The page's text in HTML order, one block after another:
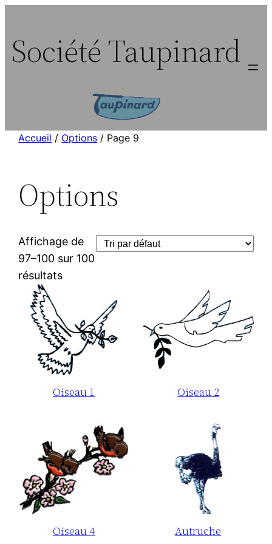
contenu
Société Taupinard
Accueil / Options / Page 9
Options
Affichage de
97–100 sur 100
résultats
Oiseau 1 Oiseau 2
Oiseau 4 Autruche